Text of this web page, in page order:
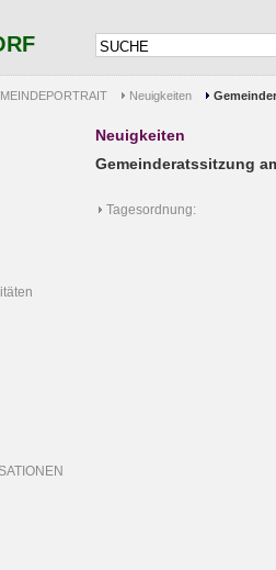
Neuigkeiten
Neuigkeiten
Gemeinderatssitzung
Tagesordnung: